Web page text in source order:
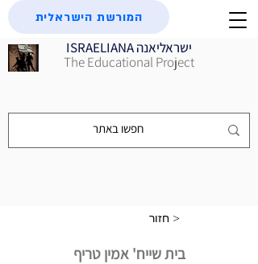
ISRAELIANA ישראליאנה
The Educational Project
המורשת הישראלית
חזור >
בית שייח' אמין טריף